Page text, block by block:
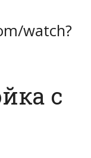
watch?
с